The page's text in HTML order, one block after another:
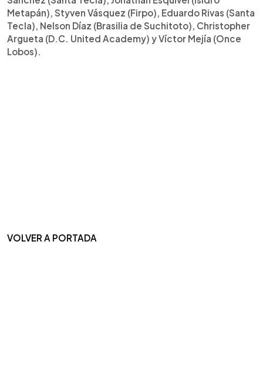
Metapán), Styven Vásquez (Firpo), Eduardo Rivas (Santa
Tecla), Nelson Díaz (Brasilia de Suchitoto), Christopher
Argueta (D.C. United Academy) y Víctor Mejía (Once
Lobos).
VOLVER A PORTADA